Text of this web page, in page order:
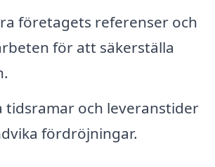
företagets referenser och
för att säkerställa
tidsramar och leveranstider
fördröjningar.